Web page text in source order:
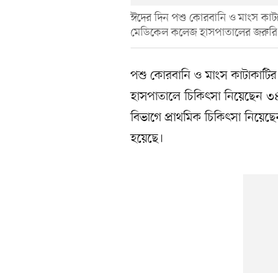
ঈদের দিন পশু কোরবানি ও মাংস
মেডিকেল কলেজ হাসপাতালের জরুরি
পশু কোরবানি ও মাংস
হাসপাতালে চিকিৎসা
বিভাগে প্রাথমিক চিকিৎসা
হয়েছে।